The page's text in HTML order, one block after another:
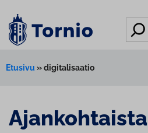
Hae
Etusivu »digitalisaatio
Ajankohtaista